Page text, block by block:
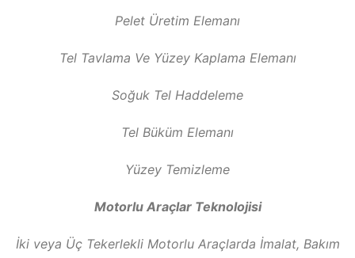
Pelet Üretim Elemanı
Tel Tavlama Ve Yüzey Kaplama Elemanı
Soğuk Tel Haddeleme
Tel Büküm Elemanı
Yüzey Temizleme
Motorlu Araçlar Teknolojisi
İki veya Üç Tekerlekli Motorlu Araçlarda İmalat, Bakım